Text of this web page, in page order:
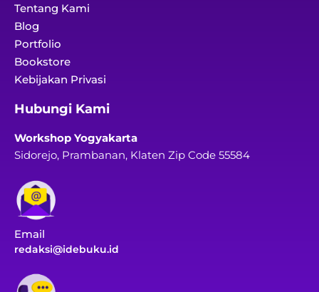
Tentang Kami
Blog
Portfolio
Bookstore
Kebijakan Privasi
Hubungi Kami
Workshop Yogyakarta
Sidorejo, Prambanan, Klaten Zip Code 55584
Email
redaksi@idebuku.id